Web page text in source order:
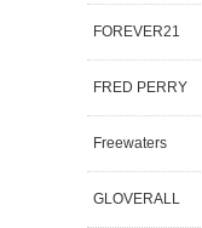
FOREVER21
FRED PERRY
Freewaters
GLOVERALL